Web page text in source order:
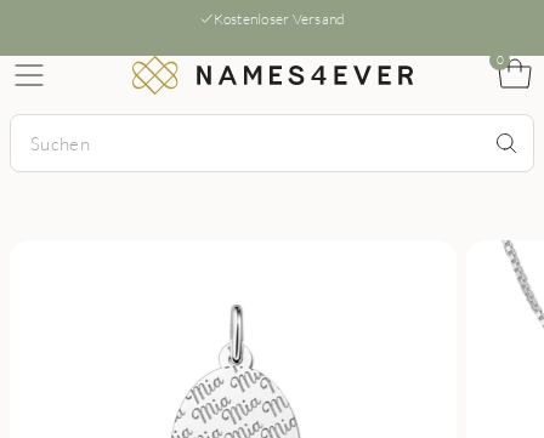
Kostenloser Versand
0